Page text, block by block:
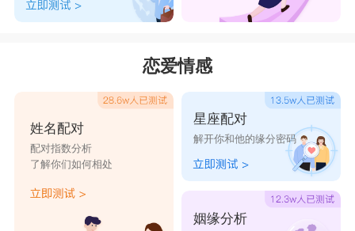
恋爱情感
姓名配对
配对指数分析
了解你们如何相处
星座配对
解开你和他的缘分密码
姻缘分析